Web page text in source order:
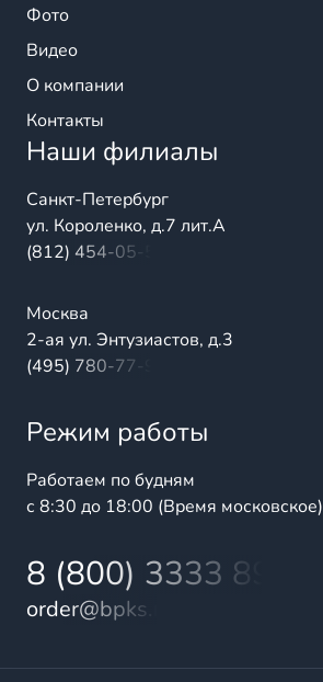
Фото
Видео
О компании
Контакты
Наши филиалы
Санкт-Петербург
ул. Короленко, д.7 лит.А
(812) 454-05-54
Москва
2-ая ул. Энтузиастов, д.3
(495) 780-77-98
Режим работы
Работаем по будням
с 8:30 до 18:00 (Время московское)
8 (800) 3333 899
order@bpks.ru